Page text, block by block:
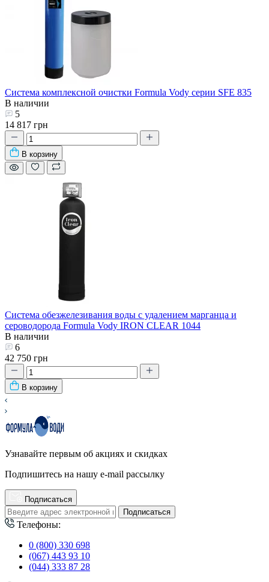
Система комплексной очистки Formula Vody серии SFE 835
В наличии
5
14 817 грн
В корзину
Система обезжелезивания воды с удалением марганца и
сероводорода Formula Vody IRON CLEAR 1044
В наличии
6
42 750 грн
В корзину
Узнавайте первым об акциях и скидках
Подпишитесь на нашу e-mail рассылку
Подписаться
Подписаться
Телефоны:
0 (800) 330 698
(067) 443 93 10
(044) 333 87 28